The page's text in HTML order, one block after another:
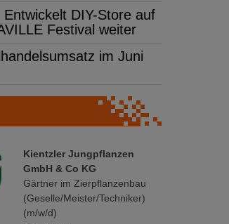
DIY-Store auf
Festival weiter
im Juni
Kientzler Jungpflanzen
GmbH & Co KG
Gärtner im Zierpflanzenbau
(Geselle/Meister/Techniker)
(m/w/d)